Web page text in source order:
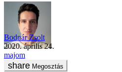
Bodnár Zsolt
2020. április 24.
majom
Megosztás